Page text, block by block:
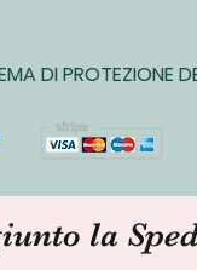
DI PROTEZIONE
la